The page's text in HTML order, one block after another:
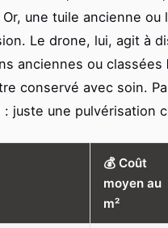
une tuile ancienne
Le drone, lui, agit à
anciennes ou classées
conservé avec soin.
: juste une pulvérisation
💰 Coût
moyen au
m²